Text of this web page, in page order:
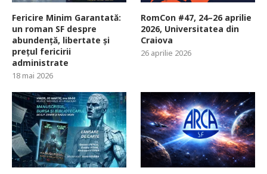
Fericire Minim Garantată:
un roman SF despre
abundență, libertate și
prețul fericirii
administrate
18 mai 2026
RomCon #47, 24–26 aprilie
2026, Universitatea din
Craiova
26 aprilie 2026